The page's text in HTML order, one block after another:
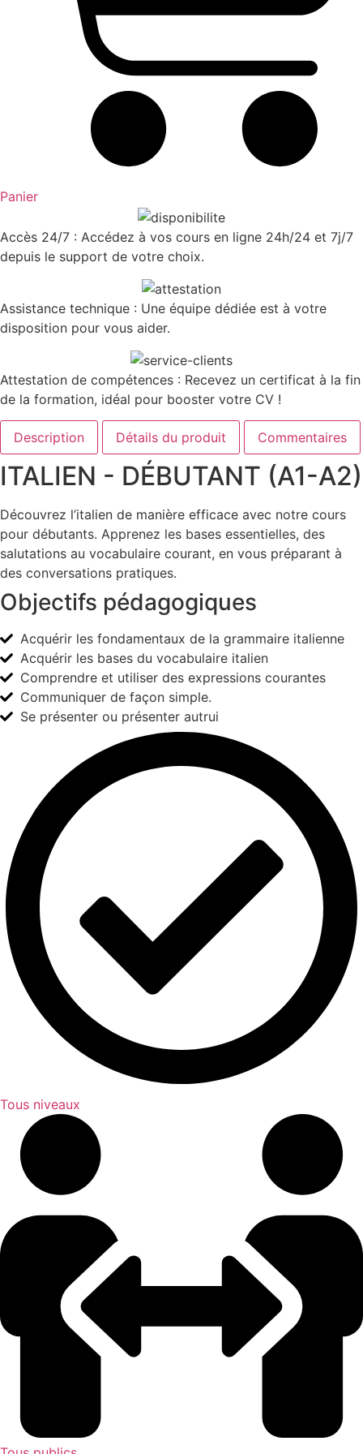
Panier
Accès 24/7 : Accédez à vos cours en ligne 24h/24 et 7j/7
depuis le support de votre choix.
Assistance technique : Une équipe dédiée est à votre
disposition pour vous aider.
Attestation de compétences : Recevez un certificat à la fin
de la formation, idéal pour booster votre CV !
Description Détails du produit Commentaires
ITALIEN - DÉBUTANT (A1-A2)
Découvrez l’italien de manière efficace avec notre cours
pour débutants. Apprenez les bases essentielles, des
salutations au vocabulaire courant, en vous préparant à
des conversations pratiques.
Objectifs pédagogiques
Acquérir les fondamentaux de la grammaire italienne
Acquérir les bases du vocabulaire italien
Comprendre et utiliser des expressions courantes
Communiquer de façon simple.
Se présenter ou présenter autrui
Tous niveaux